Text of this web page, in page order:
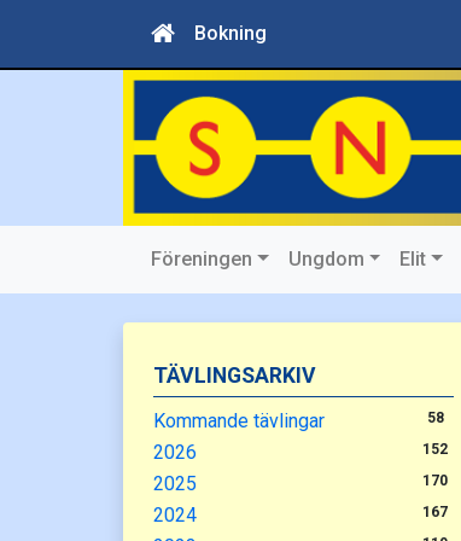
Bokning
Föreningen Ungdom Elit
Tävlingar maj 2025
TÄVLINGSARKIV
Kommande tävlingar 58
2026 152
2025 170
2024 167